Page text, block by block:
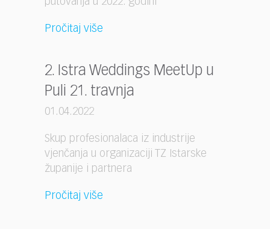
Pročitaj više
2. Istra Weddings MeetUp u
Puli 21. travnja
01.04.2022
Skup profesionalaca iz industrije
vjenčanja u organizaciji TZ Istarske
županije i partnera
Pročitaj više